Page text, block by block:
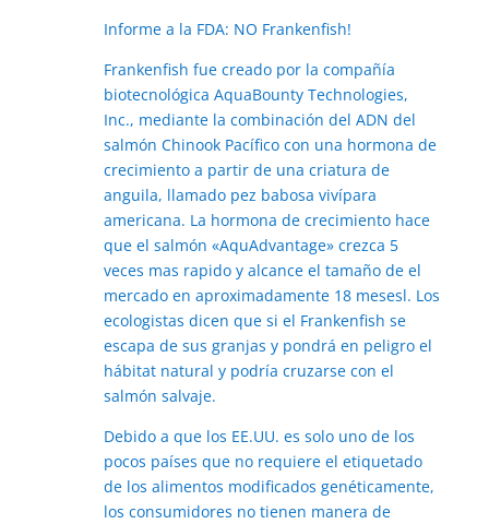
Informe a la FDA: NO Frankenfish!
Frankenfish fue creado por la compañía
biotecnológica AquaBounty Technologies,
Inc., mediante la combinación del ADN del
salmón Chinook Pacífico con una hormona de
crecimiento a partir de una criatura de
anguila, llamado pez babosa vivípara
americana. La hormona de crecimiento hace
que el salmón «AquAdvantage» crezca 5
veces mas rapido y alcance el tamaño de el
mercado en aproximadamente 18 mesesl. Los
ecologistas dicen que si el Frankenfish se
escapa de sus granjas y pondrá en peligro el
hábitat natural y podría cruzarse con el
salmón salvaje.
Debido a que los EE.UU. es solo uno de los
pocos países que no requiere el etiquetado
de los alimentos modificados genéticamente,
los consumidores no tienen manera de